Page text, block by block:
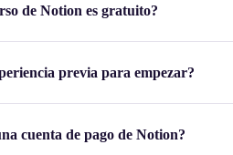
de Notion es gratuito?
previa para empezar?
cuenta de pago de Notion?